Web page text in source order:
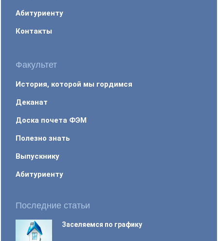
Абитуриенту
Контакты
Факультет
История, которой мы гордимся
Деканат
Доска почета ФЭМ
Полезно знать
Выпускнику
Абитуриенту
Последние статьи
Заселяемся по графику